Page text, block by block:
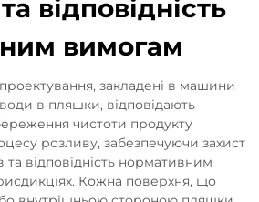
відповідність
вимогам
проектування, закладені в машини
в пляшки, відповідають
чистоти продукту
розливу, забезпечуючи захист
та відповідність нормативним
Кожна поверхня, що